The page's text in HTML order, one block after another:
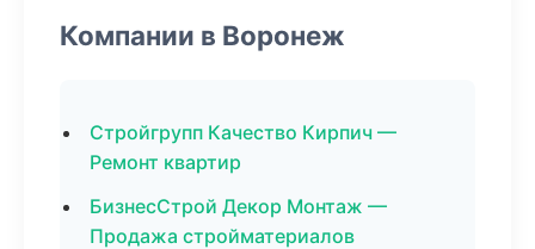
Компании в Воронеж
Стройгрупп Качество Кирпич —
Ремонт квартир
БизнесСтрой Декор Монтаж —
Продажа стройматериалов